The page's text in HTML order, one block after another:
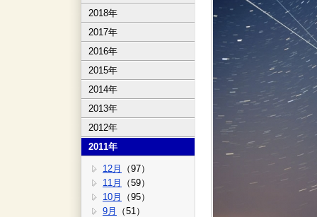
2018年
2017年
2016年
2015年
2014年
2013年
2012年
2011年
12月
（97）
11月
（59）
10月
（95）
9月
（51）